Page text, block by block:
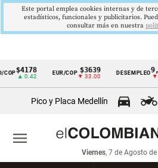
Cintillo
económicos
Colombia
$4178
▲ 0.42
EUR/COP $3639
▼ 33.00
DESEMPLEO9,9
▼
Pico y Placa Medellín
Viernes, 7 de Agosto
menu
Este portal emplea cookies internas y de
estadísticos, funcionales y publicitarios.
consultar más en nuestra